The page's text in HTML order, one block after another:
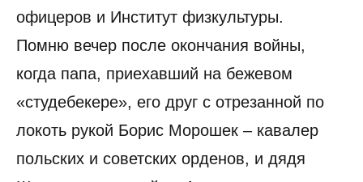
офицеров и Институт физкультуры.
Помню вечер после окончания войны,
когда папа, приехавший на бежевом
«студебекере», его друг с отрезанной по
локоть рукой Борис Морошек – кавалер
польских и советских орденов, и дядя